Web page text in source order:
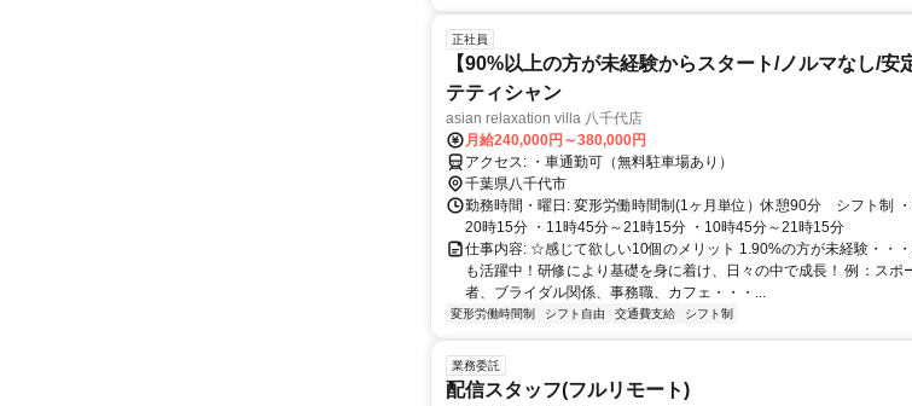
正社員
【90%以上の方が未経験からスタート/ノルマなし/
テティシャン
asian relaxation villa 八千代店
月給240,000円～380,000円
アクセス: ・車通勤可（無料駐車場あり）
千葉県八千代市
勤務時間・曜日: 変形労働時間制(1ヶ月単位）休憩90分 シフト制
20時15分 ・11時45分～21時15分 ・10時45分～21時15分
仕事内容: ☆感じて欲しい10個のメリット 1.90%の方が未経験・・
も活躍中！研修により基礎を身に着け、日々の中で成長！ 例：スポ
者、ブライダル関係、事務職、カフェ・・・...
変形労働時間制 シフト自由 交通費支給 シフト制
業務委託
配信スタッフ(フルリモート)